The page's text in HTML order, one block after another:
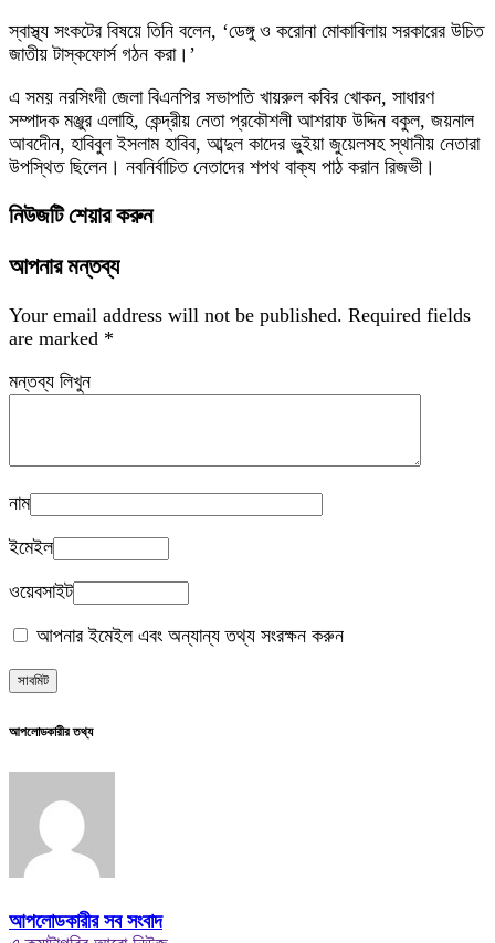
স্বাস্থ্য সংকটের বিষয়ে তিনি বলেন, ‘ডেঙ্গু ও করোনা মোকাবিলায় সরকারের উচিত
জাতীয় টাস্কফোর্স গঠন করা।’
এ সময় নরসিংদী জেলা বিএনপির সভাপতি খায়রুল কবির খোকন, সাধারণ
সম্পাদক মঞ্জুর এলাহি, কেন্দ্রীয় নেতা প্রকৌশলী আশরাফ উদ্দিন বকুল, জয়নাল
আবদেীন, হাবিবুল ইসলাম হাবিব, আব্দুল কাদের ভুইয়া জুয়েলসহ স্থানীয় নেতারা
উপস্থিত ছিলেন। নবনির্বাচিত নেতাদের শপথ বাক্য পাঠ করান রিজভী।
নিউজটি শেয়ার করুন
আপনার মন্তব্য
Your email address will not be published. Required fields
are marked *
মন্তব্য লিখুন
নাম
ইমেইল
ওয়েবসাইট
আপনার ইমেইল এবং অন্যান্য তথ্য সংরক্ষন করুন
আপলোডকারীর তথ্য
আপলোডকারীর সব সংবাদ